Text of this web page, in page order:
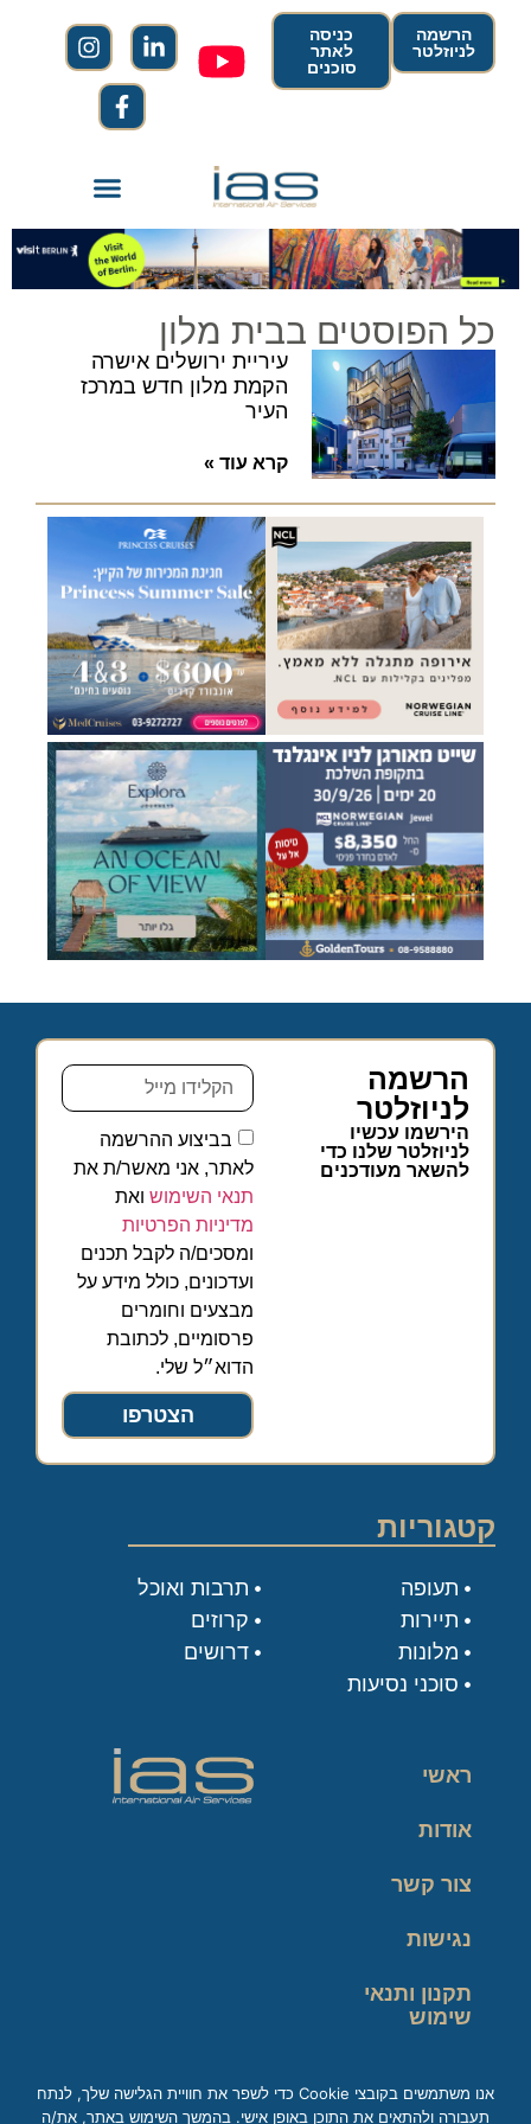
הרשמה
לניוזלטר
כניסה
לאתר
סוכנים
כל הפוסטים בבית מלון
עיריית ירושלים אישרה
הקמת מלון חדש במרכז
העיר
קרא עוד »
הרשמה
לניוזלטר
הירשמו עכשיו
לניוזלטר שלנו כדי
להשאר מעודכנים
בביצוע ההרשמה
לאתר, אני מאשר/ת את
תנאי השימוש ואת
מדיניות הפרטיות
ומסכים/ה לקבל תכנים
ועדכונים, כולל מידע על
מבצעים וחומרים
פרסומיים, לכתובת
הדוא״ל שלי.
הצטרפו
קטגוריות
תעופה
תיירות
מלונות
סוכני נסיעות
תרבות ואוכל
קרוזים
דרושים
ראשי
אודות
צור קשר
נגישות
תקנון ותנאי
שימוש
אנו משתמשים בקובצי Cookie כדי לשפר את חוויית הגלישה שלך, לנתח
תעבורה ולהתאים את התוכן באופן אישי. בהמשך השימוש באתר, את/ה